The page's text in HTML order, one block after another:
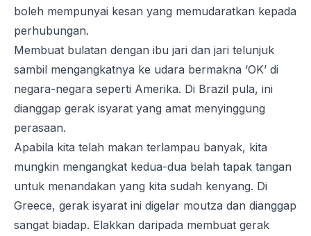
boleh mempunyai kesan yang memudaratkan kepada
perhubungan.
Membuat bulatan dengan ibu jari dan jari telunjuk
sambil mengangkatnya ke udara bermakna ‘OK’ di
negara-negara seperti Amerika. Di Brazil pula, ini
dianggap gerak isyarat yang amat menyinggung
perasaan.
Apabila kita telah makan terlampau banyak, kita
mungkin mengangkat kedua-dua belah tapak tangan
untuk menandakan yang kita sudah kenyang. Di
Greece, gerak isyarat ini digelar moutza dan dianggap
sangat biadap. Elakkan daripada membuat gerak